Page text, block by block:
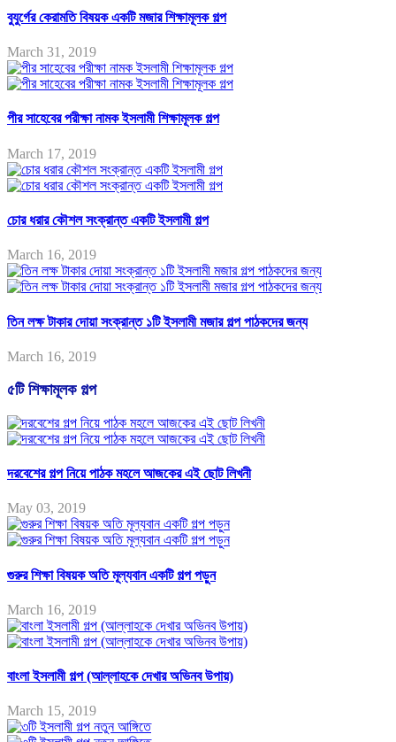
বুযুর্গের কেরামতি বিষয়ক একটি মজার শিক্ষামূলক গল্প
March 31, 2019
পীর সাহেবের পরীক্ষা নামক ইসলামী শিক্ষামূলক গল্প
March 17, 2019
চোর ধরার কৌশল সংক্রান্ত একটি ইসলামী গল্প
March 16, 2019
তিন লক্ষ টাকার দোয়া সংক্রান্ত ১টি ইসলামী মজার গল্প পাঠকদের জন্য
March 16, 2019
৫টি শিক্ষামূলক গল্প
দরবেশের গল্প নিয়ে পাঠক মহলে আজকের এই ছোট লিখনী
May 03, 2019
গুরুর শিক্ষা বিষয়ক অতি মূল্যবান একটি গল্প পড়ুন
March 16, 2019
বাংলা ইসলামী গল্প (আল্লাহকে দেখার অভিনব উপায়)
March 15, 2019